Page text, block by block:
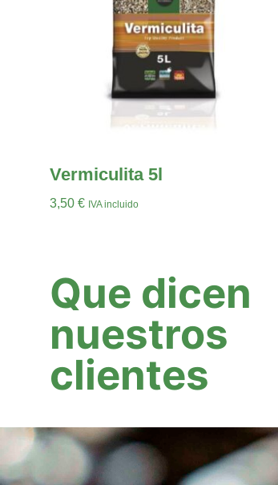
Vermiculita 5l
3,50 € IVA incluido
Que dicen
nuestros
clientes